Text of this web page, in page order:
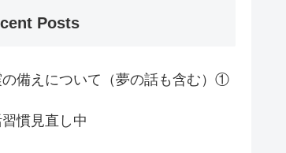
Posts
備えについて（夢の話も含む）①
慣見直し中